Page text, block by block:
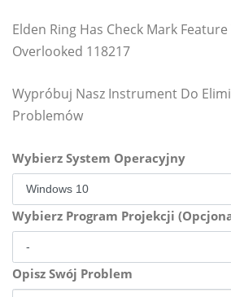
Elden Ring Has Check Mark Feature
Overlooked 118217
Wypróbuj Nasz Instrument Do
Problemów
Wybierz System Operacyjny
Wybierz Program Projekcji
Opisz Swój Problem